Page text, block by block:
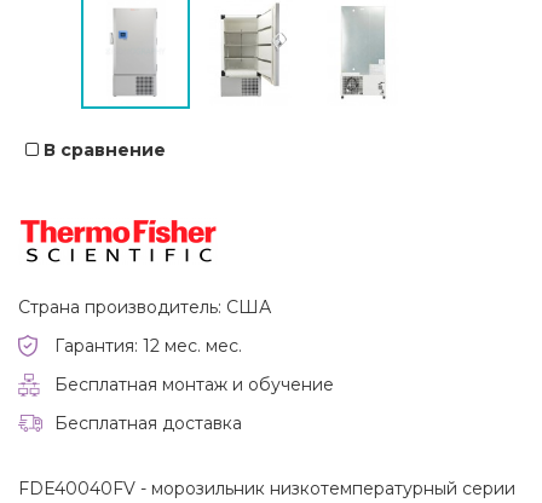
В сравнение
Страна производитель: США
Гарантия: 12 мес. мес.
Бесплатная монтаж и обучение
Бесплатная доставка
FDE40040FV - морозильник низкотемпературный серии